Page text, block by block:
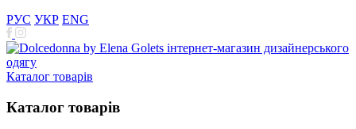
РУС УКР ENG
Каталог товарів
Каталог товарів